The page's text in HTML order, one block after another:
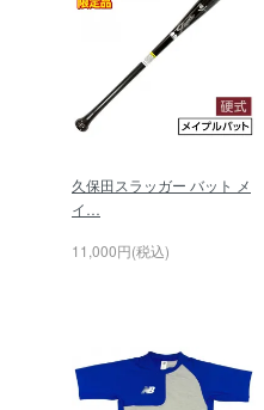
久保田スラッガー バット メ
イ…
11,000円(税込)